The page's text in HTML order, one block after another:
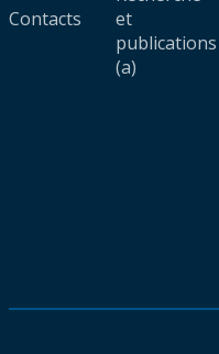
Contacts
et
publications
(a)